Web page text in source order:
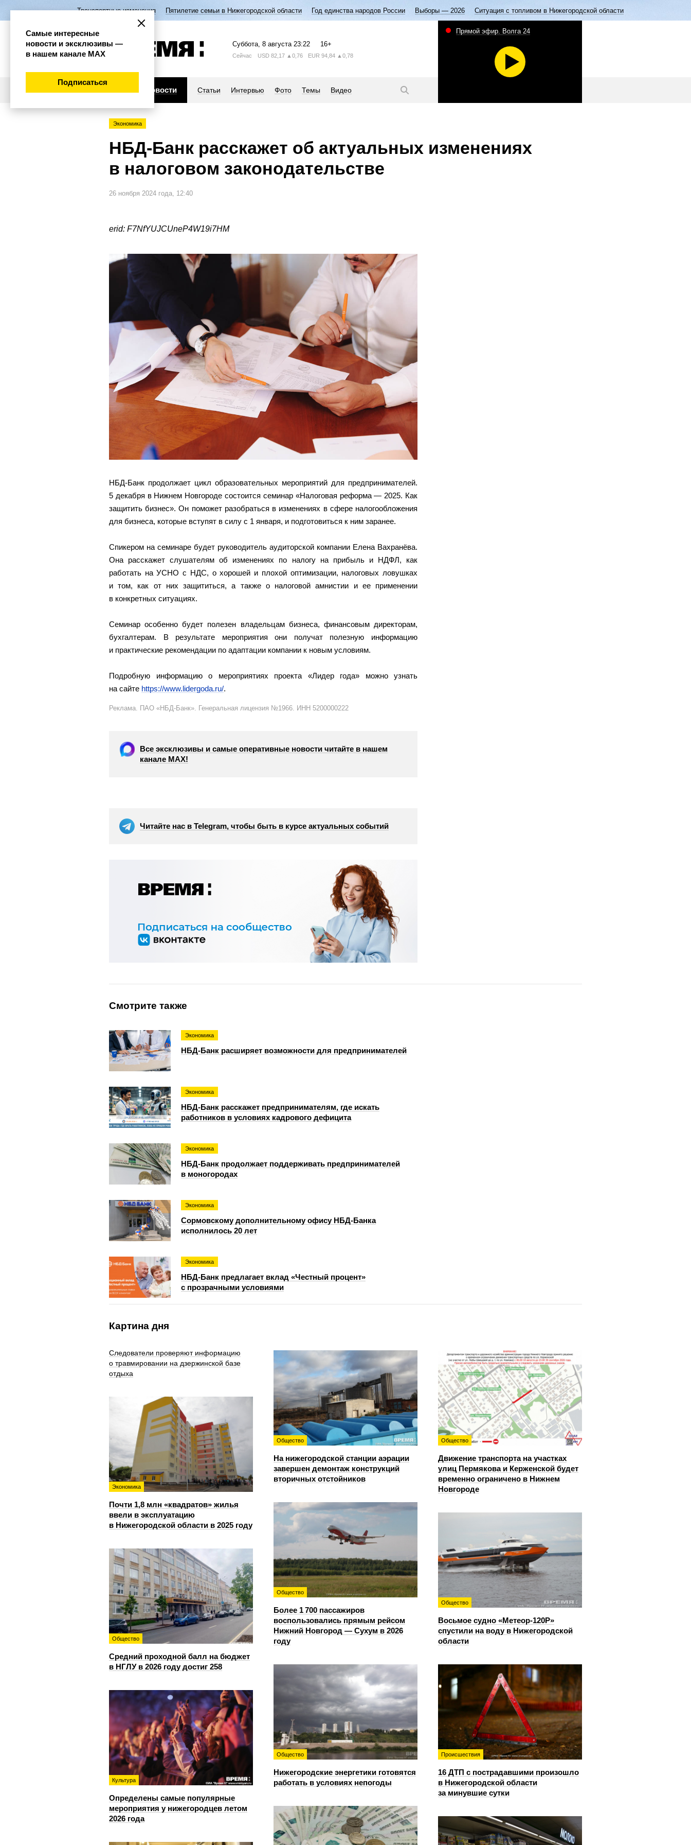
Транспортные изменения Пятилетие семьи в Нижегородской области Год единства народов России Выборы — 2026 Ситуация с топливом в Нижегородской области
Суббота, 8 августа 23:22 16+
Сейчас USD 82,17 ▲0,76 EUR 94,84 ▲0,78
Новости Статьи Интервью Фото Темы Видео
Прямой эфир. Волга 24
Экономика
НБД-Банк расскажет об актуальных изменениях
в налоговом законодательстве
26 ноября 2024 года, 12:40
erid: F7NfYUJCUneP4W19i7HM
НБД-Банк продолжает цикл образовательных мероприятий для предпринимателей.
5 декабря в Нижнем Новгороде состоится семинар «Налоговая реформа — 2025. Как
защитить бизнес». Он поможет разобраться в изменениях в сфере налогообложения
для бизнеса, которые вступят в силу с 1 января, и подготовиться к ним заранее.
Спикером на семинаре будет руководитель аудиторской компании Елена Вахранёва.
Она расскажет слушателям об изменениях по налогу на прибыль и НДФЛ, как
работать на УСНО с НДС, о хорошей и плохой оптимизации, налоговых ловушках
и том, как от них защититься, а также о налоговой амнистии и ее применении
в конкретных ситуациях.
Семинар особенно будет полезен владельцам бизнеса, финансовым директорам,
бухгалтерам. В результате мероприятия они получат полезную информацию
и практические рекомендации по адаптации компании к новым условиям.
Подробную информацию о мероприятиях проекта «Лидер года» можно узнать
на сайте https://www.lidergoda.ru/.
Реклама. ПАО «НБД-Банк». Генеральная лицензия №1966. ИНН 5200000222
Все эксклюзивы и самые оперативные новости читайте в нашем
канале МАХ!
Читайте нас в Telegram, чтобы быть в курсе актуальных событий
Смотрите также
Экономика
НБД-Банк расширяет возможности для предпринимателей
Экономика
НБД-Банк расскажет предпринимателям, где искать
работников в условиях кадрового дефицита
Экономика
НБД-Банк продолжает поддерживать предпринимателей
в моногородах
Экономика
Сормовскому дополнительному офису НБД-Банка
исполнилось 20 лет
Экономика
НБД-Банк предлагает вклад «Честный процент»
с прозрачными условиями
Картина дня
Следователи проверяют информацию
о травмировании на дзержинской базе
отдыха
Общество
На нижегородской станции аэрации
завершен демонтаж конструкций
вторичных отстойников
Общество
Движение транспорта на участках
улиц Пермякова и Керженской будет
временно ограничено в Нижнем
Новгороде
Экономика
Почти 1,8 млн «квадратов» жилья
ввели в эксплуатацию
в Нижегородской области в 2025 году
Общество
Более 1 700 пассажиров
воспользовались прямым рейсом
Нижний Новгород — Сухум в 2026
году
Общество
Восьмое судно «Метеор-120Р»
спустили на воду в Нижегородской
области
Общество
Средний проходной балл на бюджет
в НГЛУ в 2026 году достиг 258
Общество
Нижегородские энергетики готовятся
работать в условиях непогоды
Происшествия
16 ДТП с пострадавшими произошло
в Нижегородской области
за минувшие сутки
Культура
Определены самые популярные
мероприятия у нижегородцев летом
2026 года
Самые интересные
новости и эксклюзивы —
в нашем канале МАХ
Подписаться